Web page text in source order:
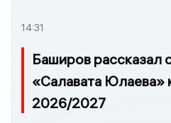
14:31
Баширов рассказал
«Салавата Юлаева»
2026/2027